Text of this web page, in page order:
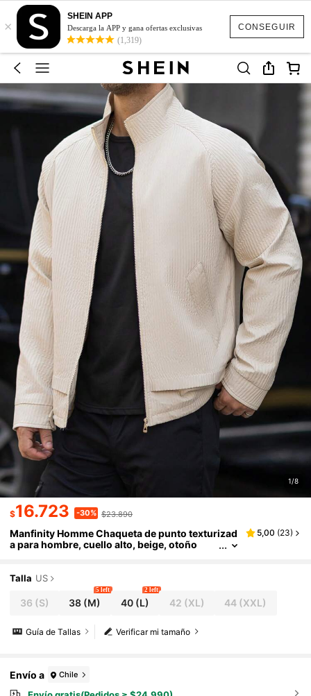
CONSEGUIR
×
SHEIN APP
Descarga la APP y gana ofertas exclusivas
(1,319)
1/8
$16.723 -30% $23.890
Manfinity Homme Chaqueta de punto texturizad
a para hombre, cuello alto, beige, otoño
5,00 (23)
Talla US
36 (S) 38 (M)
5 left
40(L)
2 left
42 (XL) 44 (XXL)
Verificar mi tamaño
Guía de Tallas
Envío a Chile